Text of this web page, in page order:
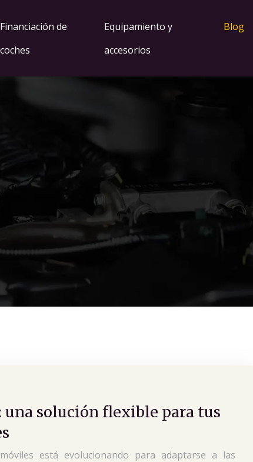
Financiación de
coches
Equipamiento y
accesorios
Blog
una solución flexible para tus
está evolucionando para adaptarse a las